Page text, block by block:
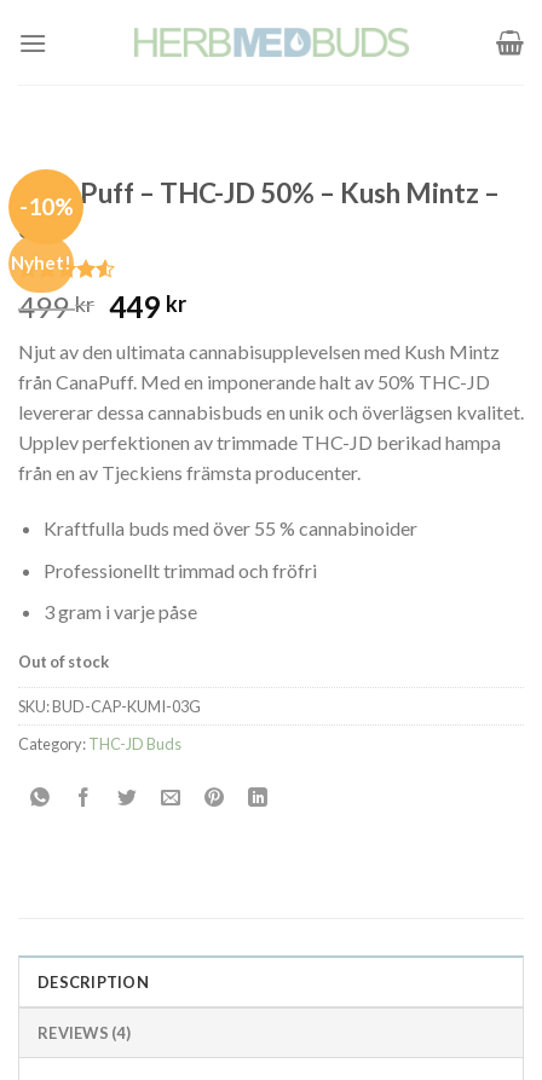
-10%
Nyhet!
CanaPuff – THC-JD 50% – Kush Mintz –
3g
Rated
4.50out
based on
4
customer
ratings
499kr 449 kr
Njut av den ultimata cannabisupplevelsen med Kush Mintz
från CanaPuff. Med en imponerande halt av 50% THC-JD
levererar dessa cannabisbuds en unik och överlägsen kvalitet.
Upplev perfektionen av trimmade THC-JD berikad hampa
från en av Tjeckiens främsta producenter.
Kraftfulla buds med över 55 % cannabinoider
Professionellt trimmad och fröfri
3 gram i varje påse
Out of stock
SKU:BUD-CAP-KUMI-03G
Category:THC-JD Buds
DESCRIPTION
REVIEWS (4)